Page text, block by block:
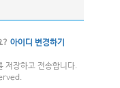
? 아이디 변경하기
저장하고 전송합니다.